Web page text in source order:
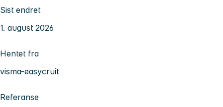
Sist endret
1. august 2026
Hentet fra
visma-easycruit
Referanse